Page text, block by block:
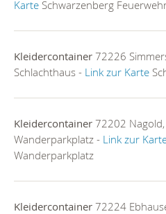
Karte Schwarzenberg
Kleidercontainer 72226
Schlachthaus - Link zur Karte
Kleidercontainer 72202
Wanderparkplatz - Link zur
Wanderparkplatz
Kleidercontainer 72224